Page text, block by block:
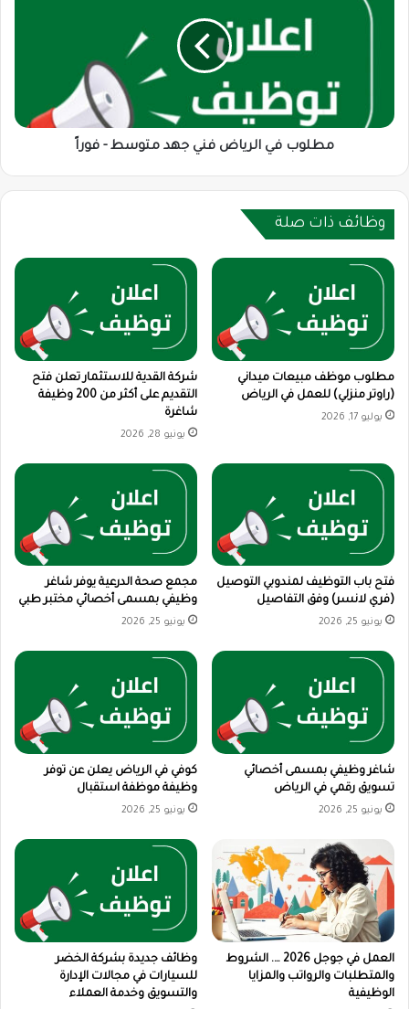
الرياض
مطلوب في الرياض فني جهد متوسط - فوراً
وظائف ذات صلة
مطلوب موظف مبيعات ميداني
(راوتر منزلي) للعمل في الرياض
يوليو 17, 2026
شركة القدية للاستثمار تعلن فتح
التقديم على أكثر من 200 وظيفة
شاغرة
يونيو 28, 2026
فتح باب التوظيف لمندوبي التوصيل
(فري لانسر) وفق التفاصيل
يونيو 25, 2026
مجمع صحة الدرعية يوفر شاغر
وظيفي بمسمى أخصائي مختبر طبي
يونيو 25, 2026
شاغر وظيفي بمسمى أخصائي
تسويق رقمي في الرياض
يونيو 25, 2026
كوفي في الرياض يعلن عن توفر
وظيفة موظفة استقبال
يونيو 25, 2026
العمل في جوجل 2026 …. الشروط
والمتطلبات والرواتب والمزايا
الوظيفية
وظائف جديدة بشركة الخضر
للسيارات في مجالات الإدارة
والتسويق وخدمة العملاء